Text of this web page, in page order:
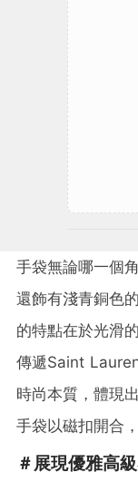
手袋無論哪一個
還飾有淺青銅色
的特點在於光滑
傳遞Saint
時尚本質，體現
手袋以磁扣開合
＃展現優雅高